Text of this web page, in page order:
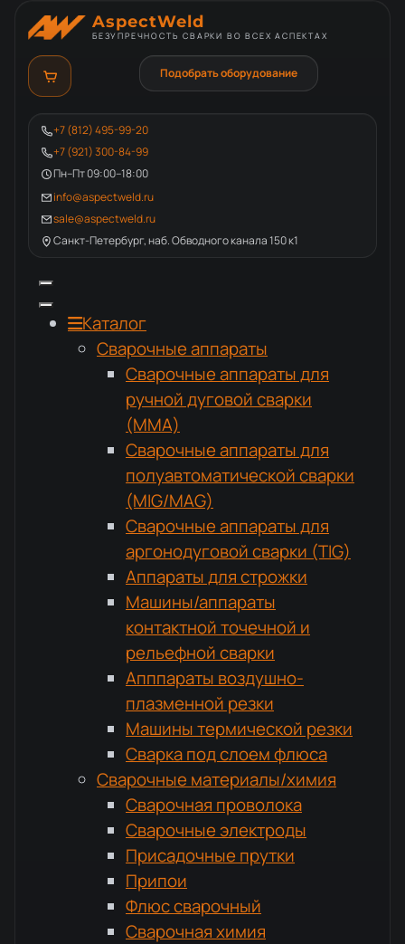
AspectWeld
БЕЗУПРЕЧНОСТЬ СВАРКИ ВО ВСЕХ АСПЕКТАХ
+7 (812) 495-99-20
+7 (921) 300-84-99
Пн–Пт 09:00–18:00
info@aspectweld.ru
sale@aspectweld.ru
Санкт-Петербург, наб. Обводного канала 150 к1
Подобрать оборудование
Каталог
Сварочные аппараты
Сварочные аппараты для
ручной дуговой сварки
(MMA)
Сварочные аппараты для
полуавтоматической сварки
(MIG/MAG)
Сварочные аппараты для
аргонодуговой сварки (TIG)
Аппараты для строжки
Машины/аппараты
контактной точечной и
рельефной сварки
Апппараты воздушно-
плазменной резки
Машины термической резки
Сварка под слоем флюса
Сварочные материалы/химия
Сварочная проволока
Сварочные электроды
Присадочные прутки
Припои
Флюс сварочный
Сварочная химия